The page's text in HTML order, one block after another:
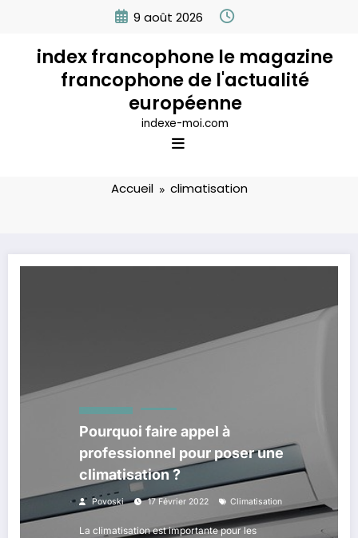
9 août 2026
index francophone le magazine
francophone de l'actualité
européenne
indexe-moi.com
Étiquette: climatisation
Accueil climatisation
Pourquoi faire appel à
professionnel pour poser une
climatisation ?
Povoski 17 Février 2022 Climatisation
La climatisation est importante pour les